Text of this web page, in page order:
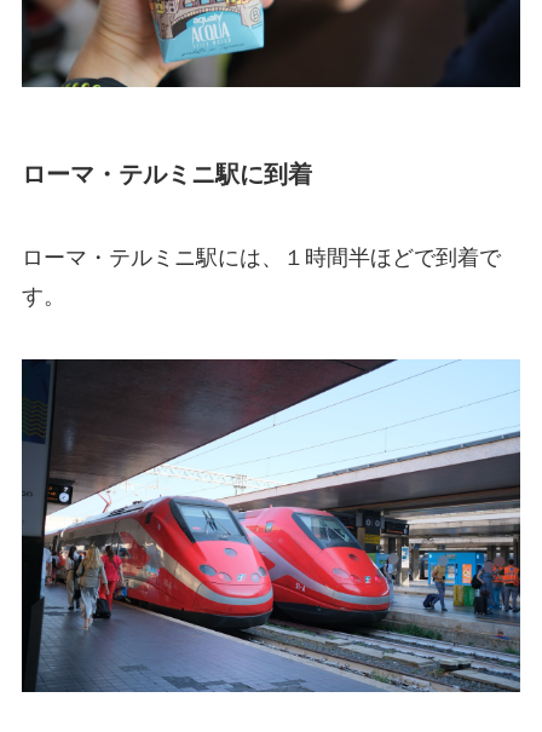
ローマ・テルミニ駅に到着
ローマ・テルミニ駅には、１時間半ほどで到着で
す。